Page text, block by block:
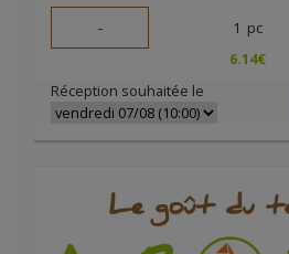
- 1 pc
6.14€
Réception souhaitée le